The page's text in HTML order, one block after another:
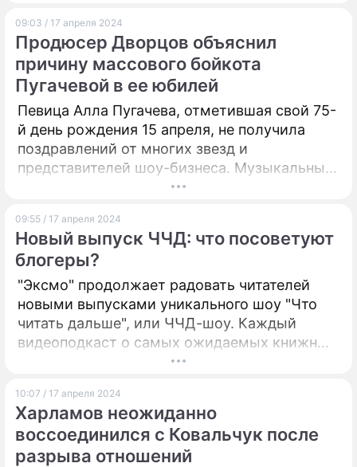
неадекватном обращении со стороны Меган.
09:03 / 17 апреля 2024
Продюсер Дворцов объяснил
причину массового бойкота
Пугачевой в ее юбилей
Певица Алла Пугачева, отметившая свой 75-
й день рождения 15 апреля, не получила
поздравлений от многих звезд и
представителей шоу-бизнеса. Музыкальный
продюсер Сергей Дворцов раскрыл причину
бойкотом.
09:55 / 17 апреля 2024
Новый выпуск ЧЧД: что посоветуют
блогеры?
"Эксмо" продолжает радовать читателей
новыми выпусками уникального шоу "Что
читать дальше", или ЧЧД-шоу. Каждый
видеоподкаст о самых ожидаемых книжных
новинках – это новый взгляд на продвижение
просмотров, и седьмой выпуск не станет
исключением по нескольким причинам.
10:07 / 17 апреля 2024
Харламов неожиданно
воссоединился с Ковальчук после
разрыва отношений